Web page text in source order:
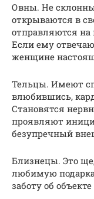
Овны. Не
открываются в
отправляются на
Если ему
женщине
Тельцы. Имеют
влюбившись,
Становятся
проявляют
безупречный
Близнецы. Это
любимую
заботу об